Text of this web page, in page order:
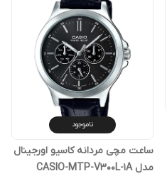
ناموجود
ساعت مچی مردانه کاسیو اورجینال
مدل CASIO-MTP-V300L-1A